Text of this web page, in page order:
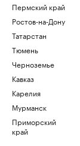
Пермский край
Ростов-на-Дону
Татарстан
Тюмень
Черноземье
Кавказ
Карелия
Мурманск
Приморский
край